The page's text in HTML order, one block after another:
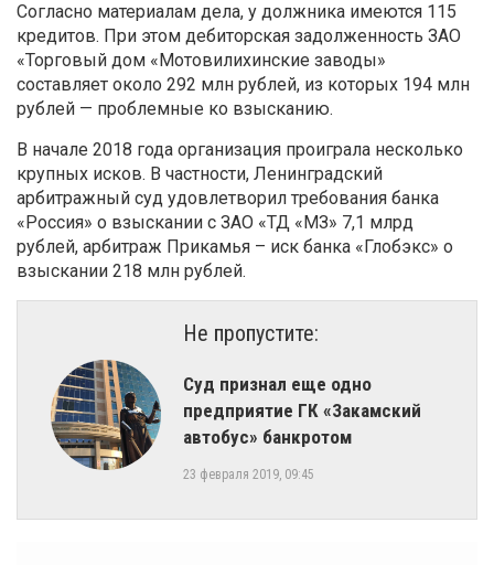
Согласно материалам дела, у должника имеются 115
кредитов. При этом дебиторская задолженность ЗАО
«Торговый дом «Мотовилихинские заводы»
составляет около 292 млн рублей, из которых 194 млн
рублей — проблемные ко взысканию.
В начале 2018 года организация проиграла несколько
крупных исков. В частности, Ленинградский
арбитражный суд удовлетворил требования банка
«Россия» о взыскании с ЗАО «ТД «МЗ» 7,1 млрд
рублей, арбитраж Прикамья – иск банка «Глобэкс» о
взыскании 218 млн рублей.
Не пропустите:
Суд признал еще одно
предприятие ГК «Закамский
автобус» банкротом
23 февраля 2019, 09:45